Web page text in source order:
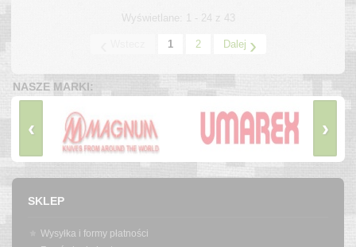
Wyświetlane: 1 - 24 z 43
1 2 Dalej ›
NASZE MARKI:
‹ ›
SKLEP
Wysyłka i formy płatności